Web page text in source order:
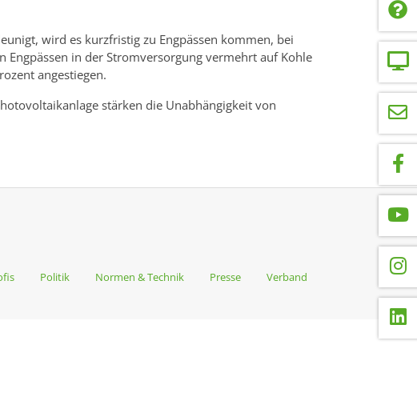
wird es kurzfristig zu Engpässen kommen, bei
in der Stromversorgung vermehrt auf Kohle
angestiegen.
stärken die Unabhängigkeit von
Politik Normen & Technik Presse
Verband